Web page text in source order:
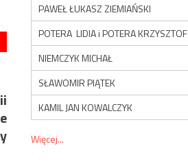
PAWEŁ ŁUKASZ ZIEMIAŃSKI
POTERA LIDIA i POTERA KRZYSZTOF
NIEMCZYK MICHAŁ
SŁAWOMIR PIĄTEK
KAMIL JAN KOWALCZYK
Więcej...